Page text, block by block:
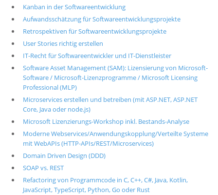
Kanban in der Softwareentwicklung
Aufwandsschätzung für Softwareentwicklungsprojekte
Retrospektiven für Softwareentwicklungsprojekte
User Stories richtig erstellen
IT-Recht für Softwareentwickler und IT-Dienstleister
Software Asset Management (SAM): Lizensierung von Microsoft-
Software / Microsoft-Lizenzprogramme / Microsoft Licensing
Professional (MLP)
Microservices erstellen und betreiben (mit ASP.NET, ASP.NET
Core, Java oder node.js)
Microsoft Lizenzierungs-Workshop inkl. Bestands-Analyse
Moderne Webservices/Anwendungskopplung/Verteilte Systeme
mit WebAPIs (HTTP-APIs/REST/Microservices)
Domain Driven Design (DDD)
SOAP vs. REST
Refactoring von Programmcode in C, C++, C#, Java, Kotlin,
JavaScript, TypeScript, Python, Go oder Rust